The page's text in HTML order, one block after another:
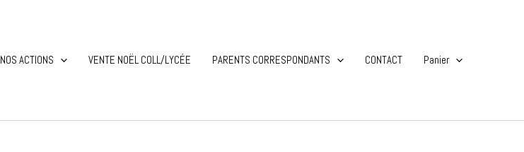
NOS ACTIONS VENTE NOËL COLL/LYCÉE PARENTS CORRESPONDANTS CONTACT Panier